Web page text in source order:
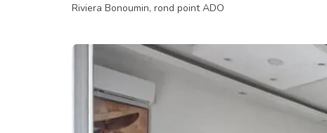
Riviera Bonoumin, rond point ADO